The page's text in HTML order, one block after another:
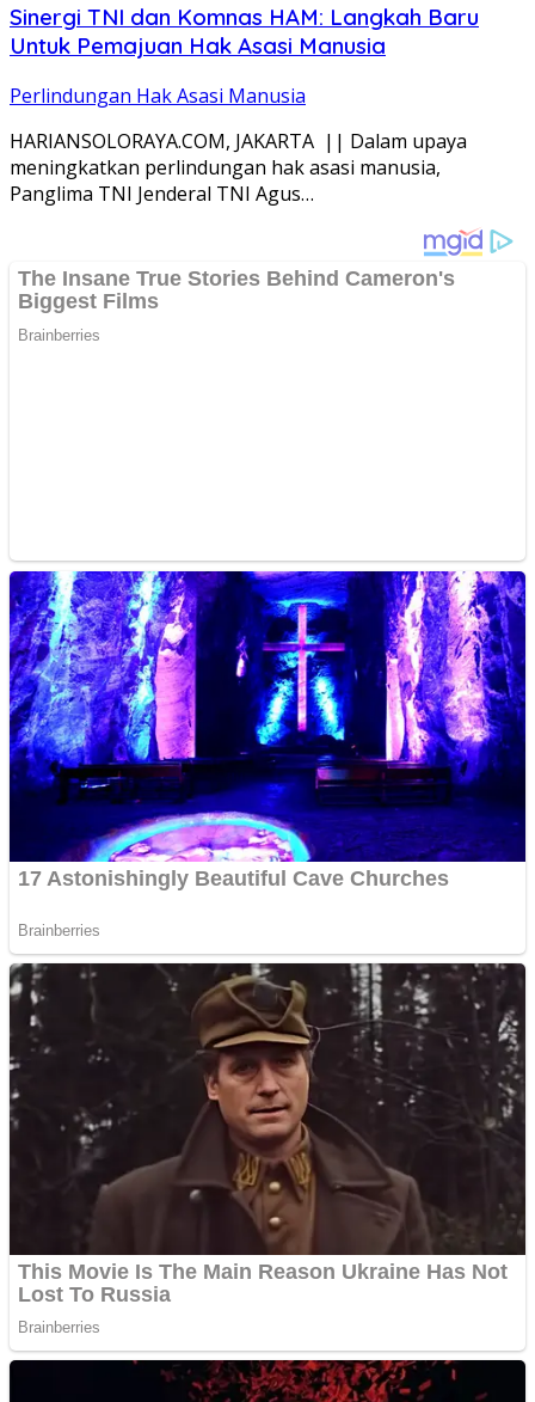
Sinergi TNI dan Komnas HAM: Langkah Baru
Untuk Pemajuan Hak Asasi Manusia
Perlindungan Hak Asasi Manusia
HARIANSOLORAYA.COM, JAKARTA || Dalam upaya
meningkatkan perlindungan hak asasi manusia,
Panglima TNI Jenderal TNI Agus…